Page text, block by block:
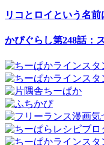
リコとロイという名
かぴぐらし第248話：